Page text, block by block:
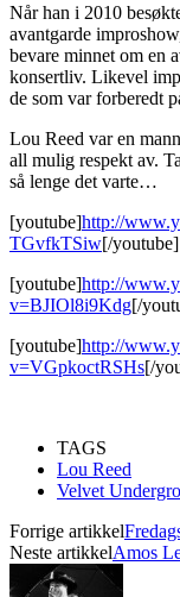
Når han i 2010
avantgarde
bevare minnet om en
konsertliv. Likevel
de som var forberedt
Lou Reed var en
all mulig respekt av.
så lenge det varte…
[youtube]http://
TGvfkTSiw[/youtube]
[youtube]http://
v=BJIOl8i9Kdg[/
[youtube]http://
v=VGpkoctRSHs[/
TAGS
Lou Reed
Velvet
Forrige artikkel
Neste artikkelAmos